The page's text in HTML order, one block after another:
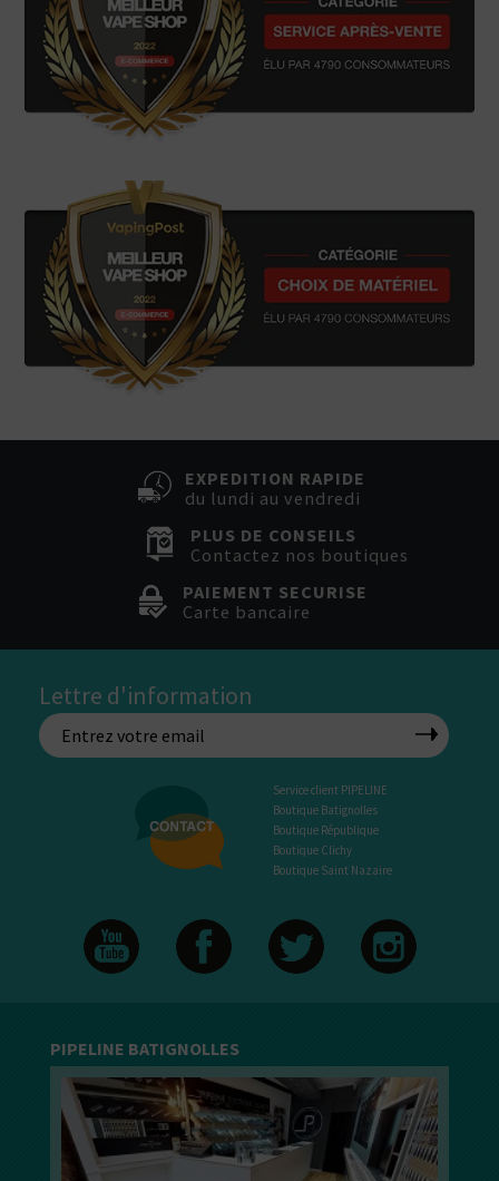
EXPEDITION RAPIDE
du lundi au vendredi
PLUS DE CONSEILS
Contactez nos boutiques
PAIEMENT SECURISE
Carte bancaire
Lettre d'information
Service client PIPELINE
Boutique Batignolles
Boutique République
Boutique Clichy
Boutique Saint Nazaire
PIPELINE BATIGNOLLES